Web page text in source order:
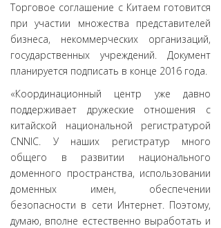
Торговое соглашение с Китаем готовится
при участии множества представителей
бизнеса, некоммерческих организаций,
государственных учреждений. Документ
планируется подписать в конце 2016 года.
«Координационный центр уже давно
поддерживает дружеские отношения с
китайской национальной регистратурой
CNNIC. У наших регистратур много
общего в развитии национального
доменного пространства, использовании
доменных имен, обеспечении
безопасности в сети Интернет. Поэтому,
думаю, вполне естественно выработать и